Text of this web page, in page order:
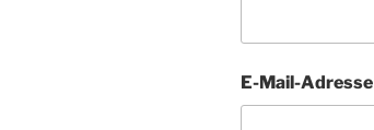
E-Mail-Adresse